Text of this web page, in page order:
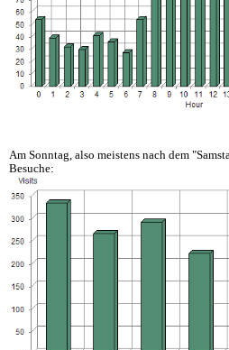
Am Sonntag, also meistens nach dem
Besuche: